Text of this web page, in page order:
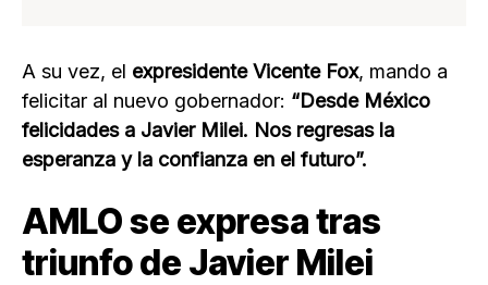
A su vez, el expresidente Vicente Fox, mando a
felicitar al nuevo gobernador: “Desde México
felicidades a Javier Milei. Nos regresas la
esperanza y la confianza en el futuro”.
AMLO se expresa tras
triunfo de Javier Milei